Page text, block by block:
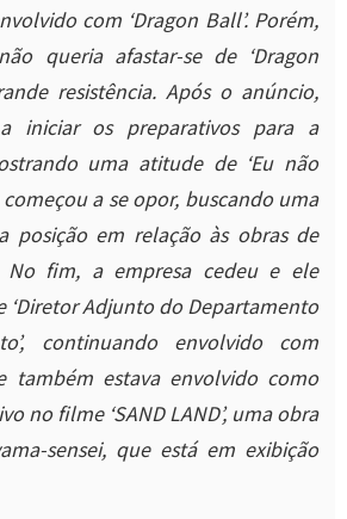
com ‘Dragon Ball’. Porém,
queria afastar-se de ‘Dragon
resistência. Após o anúncio,
iniciar os preparativos para a
uma atitude de ‘Eu não
começou a se opor, buscando uma
posição em relação às obras de
No fim, a empresa cedeu e ele
Adjunto do Departamento
continuando envolvido com
também estava envolvido como
no filme ‘SAND LAND’, uma obra
sensei, que está em exibição